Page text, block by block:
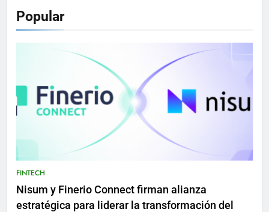
Popular
FINTECH
Nisum y Finerio Connect firman alianza
estratégica para liderar la transformación del